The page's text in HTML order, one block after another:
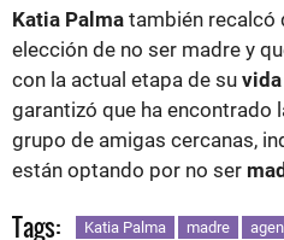
Katia Palma también recalcó
elección de no ser madre y
con la actual etapa de su
garantizó que ha encontrado
grupo de amigas cercanas,
están optando por no ser
Tags: Katia Palma madre